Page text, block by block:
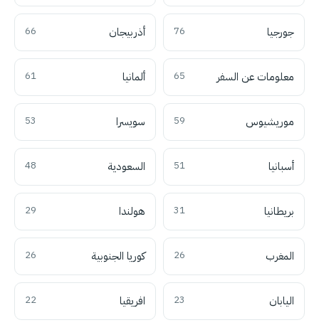
جورجيا 76 أذربيجان 66
معلومات عن السفر 65 ألمانيا 61
موريشيوس 59 سويسرا 53
أسبانيا 51 السعودية 48
بريطانيا 31 هولندا 29
المغرب 26 كوريا الجنوبية 26
اليابان 23 افريقيا 22